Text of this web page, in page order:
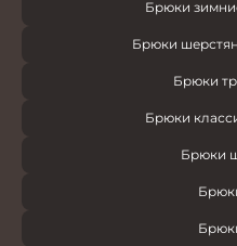
Брюки
Брюки
Брюки
Брюки
Брюки